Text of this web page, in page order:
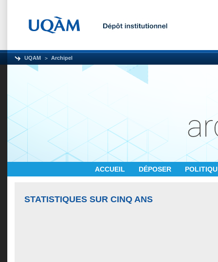
UQAM Archipel
ACCUEIL DÉPOSER
STATISTIQUES SUR CINQ ANS